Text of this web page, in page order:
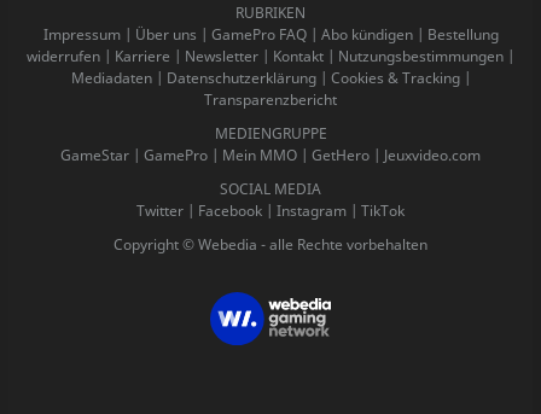
RUBRIKEN
Impressum| Über uns | GamePro FAQ| Abo kündigen| Bestellung
widerrufen | Karriere | Newsletter | Kontakt | Nutzungsbestimmungen |
Mediadaten| Datenschutzerklärung| Cookies & Tracking|
Transparenzbericht
MEDIENGRUPPE
GameStar | GamePro | Mein MMO | GetHero | Jeuxvideo.com
SOCIAL MEDIA
Twitter | Facebook | Instagram | TikTok
Copyright © Webedia - alle Rechte vorbehalten